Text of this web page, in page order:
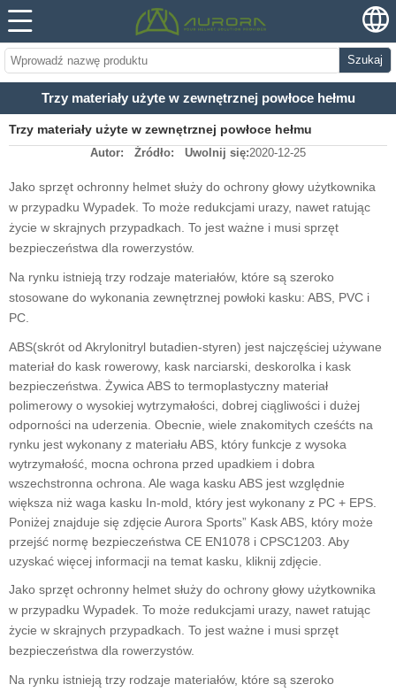
Szukaj
Trzy materiały użyte w zewnętrznej powłoce hełmu
Trzy materiały użyte w zewnętrznej powłoce hełmu
Autor: Źródło: Uwolnij się:2020-12-25
Jako sprzęt ochronny helmet służy do ochrony głowy użytkownika
w przypadku Wypadek. To może redukcjami urazy, nawet ratując
życie w skrajnych przypadkach . To jest ważne i musi sprzęt
bezpieczeństwa dla rowerzystów.
Na rynku istnieją trzy rodzaje materiałów, które są szeroko
stosowane do wykonania zewnętrznej powłoki kasku: ABS, PVC i
PC.
ABS(skrót od Akrylonitryl butadien-styren) jest najczęściej używane
materiał do kask rowerowy, kask narciarski, deskorolka i kask
bezpieczeństwa. Żywica ABS to termoplastyczny materiał
polimerowy o wysokiej wytrzymałości, dobrej ciągliwości i dużej
odporności na uderzenia Obecnie, wiele znakomitych cześćts na
rynku jest wykonany z materiału ABS, który funkcje z wysoka
wytrzymałość, mocna ochrona przed upadkiem i dobra
wszechstronna ochrona. Ale waga kasku ABS jest względnie
większa niż waga kasku In-mold, który jest wykonany z PC + EPS.
Poniżej znajduje się zdjęcie Aurora Sports” Kask ABS, który może
przejść normę bezpieczeństwa CE EN1078 i CPSC1203. Aby
uzyskać więcej informacji na temat kasku, kliknij zdjęcie.
Jako sprzęt ochronny helmet służy do ochrony głowy użytkownika
w przypadku Wypadek. To może redukcjami urazy, nawet ratując
życie w skrajnych przypadkach . To jest ważne i musi sprzęt
bezpieczeństwa dla rowerzystów.
Na rynku istnieją trzy rodzaje materiałów, które są szeroko